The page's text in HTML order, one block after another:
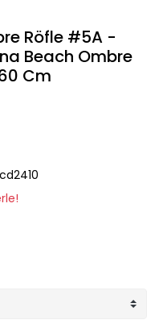
Röfle #5A -
Beach Ombre
Cm